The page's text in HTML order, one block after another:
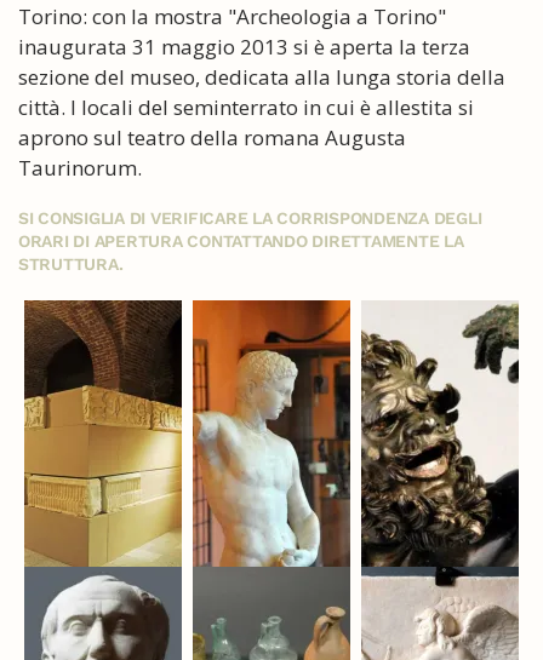
Torino: con la mostra "Archeologia a Torino"
inaugurata 31 maggio 2013 si è aperta la terza
sezione del museo, dedicata alla lunga storia della
città. I locali del seminterrato in cui è allestita si
aprono sul teatro della romana Augusta
Taurinorum.
SI CONSIGLIA DI VERIFICARE LA CORRISPONDENZA DEGLI
ORARI DI APERTURA CONTATTANDO DIRETTAMENTE LA
STRUTTURA.